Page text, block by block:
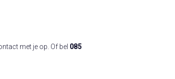
met je op. Of bel 085